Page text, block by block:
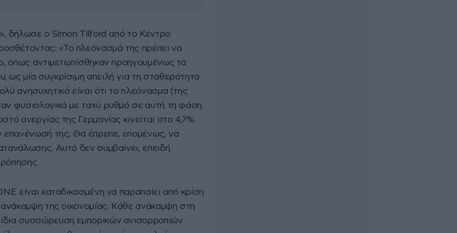
δήλωσε ο Simon Tilford από το Κέντρο
«Το πλεόνασμά της πρέπει να
όπως αντιμετωπίσθηκαν προηγουμένως τα
μία συγκρίσιμη απειλή για τη σταθερότητα
ανησυχητικό είναι ότι το πλεόνασμα (της
φυσιολογικά με ταχύ ρυθμό σε αυτή τη φάση
ανεργίας της Γερμανίας κινείται στο 4,7%
επανένωσή της. Θα έπρεπε, επομένως, να
Αυτό δεν συμβαίνει, επειδή
είναι καταδικασμένη να παραπαίει από κρίση
της οικονομίας. Κάθε ανάκαμψη στη
συσσώρευση εμπορικών ανισορροπιών